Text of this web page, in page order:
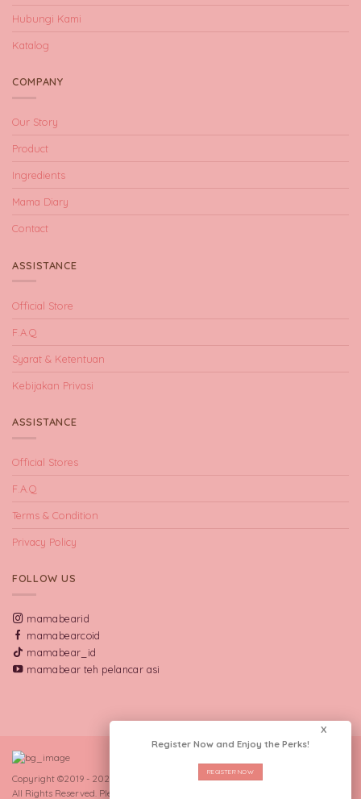
Hubungi Kami
Katalog
COMPANY
Our Story
Product
Ingredients
Mama Diary
Contact
ASSISTANCE
Official Store
F.A.Q
Syarat & Ketentuan
Kebijakan Privasi
ASSISTANCE
Official Stores
F.A.Q
Terms & Condition
Privacy Policy
FOLLOW US
mamabearid
mamabearcoid
mamabear_id
mamabear teh pelancar asi
Copyright ©2019 - 2026 CV Manna Indo Lakta.
All Rights Reserved. Please send bug report and feedback to:
X
Register Now and Enjoy the Perks!
REGISTER NOW